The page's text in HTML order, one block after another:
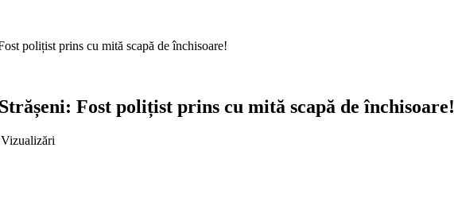
polițist prins cu mită scapă de închisoare!
Fost polițist prins cu mită scapă de închisoare!
Vizualizări